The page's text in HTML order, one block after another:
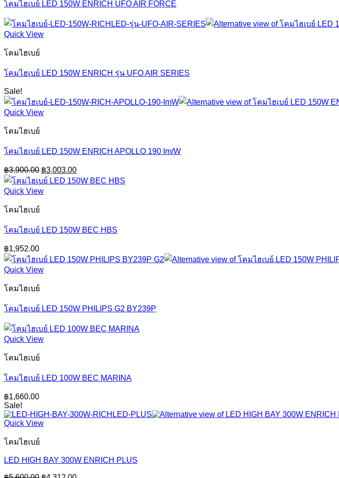
โคมไฮเบย์ LED 150W ENRICH UFO AIR FORCE
Quick View
โคมไฮเบย์
โคมไฮเบย์ LED 150W ENRICH รุ่น UFO AIR SERIES
Sale!
Quick View
โคมไฮเบย์
โคมไฮเบย์ LED 150W ENRICH APOLLO 190 Im/W
฿3,900.00 Original
price
was:
฿3,900.00.
฿3,003.00Current
price
is:
Quick View
โคมไฮเบย์
โคมไฮเบย์ LED 150W BEC HBS
฿1,952.00
Quick View
โคมไฮเบย์
โคมไฮเบย์ LED 150W PHILIPS G2 BY239P
Quick View
โคมไฮเบย์
โคมไฮเบย์ LED 100W BEC MARINA
฿1,660.00
Sale!
Quick View
โคมไฮเบย์
LED HIGH BAY 300W ENRICH PLUS